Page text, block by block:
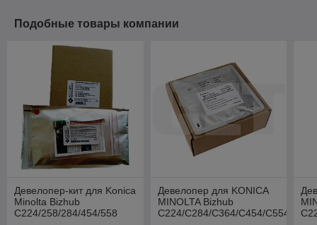
Подобные товары компании
Девелопер-кит для Konica
Minolta Bizhub
C224/258/284/454/558
Девелопер для KONICA
MINOLTA Bizhub
C224/C284/C364/C454/C554